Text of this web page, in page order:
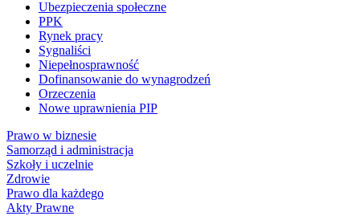
Ubezpieczenia społeczne
PPK
Rynek pracy
Sygnaliści
Niepełnosprawność
Dofinansowanie do wynagrodzeń
Orzeczenia
Nowe uprawnienia PIP
Prawo w biznesie
Samorząd i administracja
Szkoły i uczelnie
Zdrowie
Prawo dla każdego
Akty Prawne